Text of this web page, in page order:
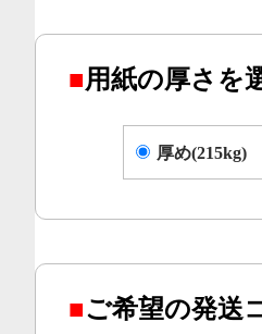
■用紙の厚さを
厚め(215kg)
■ご希望の発送